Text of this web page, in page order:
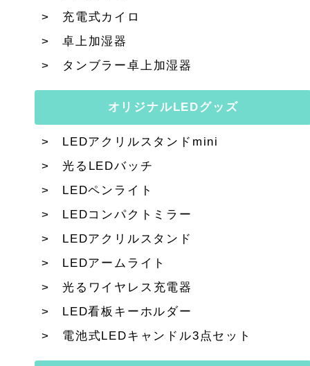
充電式カイロ
卓上加湿器
タンブラー卓上加湿器
オリジナルLEDグッズ
LEDアクリルスタンドmini
光るLEDバッチ
LEDペンライト
LEDコンパクトミラー
LEDアクリルスタンド
LEDアームライト
光るワイヤレス充電器
LED看板キーホルダー
電池式LEDキャンドル3点セット